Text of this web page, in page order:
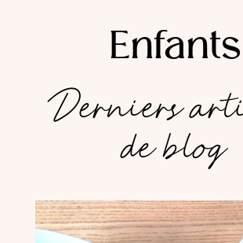
Enfants
Derniers
de blog